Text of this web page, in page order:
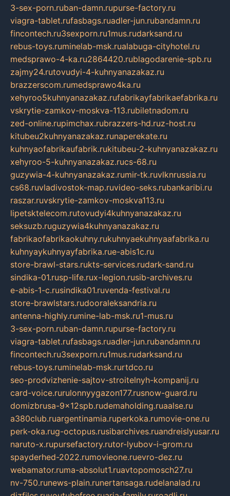
3-sex-porn.ruban-damn.rupurse-factory.ru
viagra-tablet.rufasbags.ruadler-jun.rubandamn.ru
fincontech.ru3sexporn.ru1mus.rudarksand.ru
rebus-toys.ruminelab-msk.rualabuga-cityhotel.ru
medsprawo-4-ka.ru2864420.rublagodarenie-spb.ru
zajmy24.rutovudyi-4-kuhnyanazakaz.ru
brazzerscom.rumedsprawo4ka.ru
xehyroo5kuhnyanazakaz.rufabrikayfabrikaefabrika.ru
vskrytie-zamkov-moskva-113.rubiletnadom.ru
zed-online.rupimchax.rubrazzers-hd.ruz-host.ru
kitubeu2kuhnyanazakaz.runaperekate.ru
kuhnyaofabrikaufabrik.rukitubeu-2-kuhnyanazakaz.ru
xehyroo-5-kuhnyanazakaz.rucs-68.ru
guzywia-4-kuhnyanazakaz.rumir-tk.ruvlknrussia.ru
cs68.ruvladivostok-map.ruvideo-seks.rubankaribi.ru
raszar.ruvskrytie-zamkov-moskva113.ru
lipetsktelecom.rutovudyi4kuhnyanazakaz.ru
seksuzb.ruguzywia4kuhnyanazakaz.ru
fabrikaofabrikaokuhny.rukuhnyaekuhnyaafabrika.ru
kuhnyaykuhnyayfabrika.rue-abis1c.ru
store-brawl-stars.rukts-services.rudark-sand.ru
sindika-01.rusp-life.rux-legion.rusib-archives.ru
e-abis-1-c.rusindika01.ruvenda-festival.ru
store-brawlstars.rudooraleksandria.ru
antenna-highly.rumine-lab-msk.ru1-mus.ru
3-sex-porn.ruban-damn.rupurse-factory.ru
viagra-tablet.rufasbags.ruadler-jun.rubandamn.ru
fincontech.ru3sexporn.ru1mus.rudarksand.ru
rebus-toys.ruminelab-msk.rurtdco.ru
seo-prodvizhenie-sajtov-stroitelnyh-kompanij.ru
card-voice.rurulonnyygazon177.rusnow-guard.ru
domizbrusa-9x12spb.rudemaholding.ruaalse.ru
a380club.ruargentinamia.ruperkoka.rumovie-one.ru
perk-oka.rug-octopus.rusibarchives.ruandreislyusar.ru
naruto-x.rupursefactory.rutor-lyubov-i-grom.ru
spayderhed-2022.rumovieone.ruevro-dez.ru
webamator.ruma-absolut1.ruavtopomosch27.ru
nv-750.runews-plain.runertansaga.rudelanalad.ru